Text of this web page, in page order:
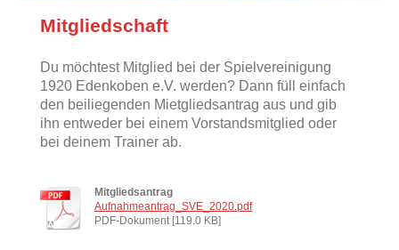
Mitgliedschaft
Du möchtest Mitglied bei der Spielvereinigung
1920 Edenkoben e.V. werden? Dann füll einfach
den beiliegenden Mietgliedsantrag aus und gib
ihn entweder bei einem Vorstandsmitglied oder
bei deinem Trainer ab.
Mitgliedsantrag
Aufnahmeantrag_SVE_2020.pdf
PDF-Dokument [119.0 KB]